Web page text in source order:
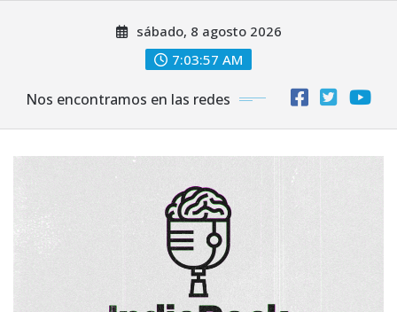
sábado, 8 agosto 2026
7:03:58 AM
Nos encontramos en las redes